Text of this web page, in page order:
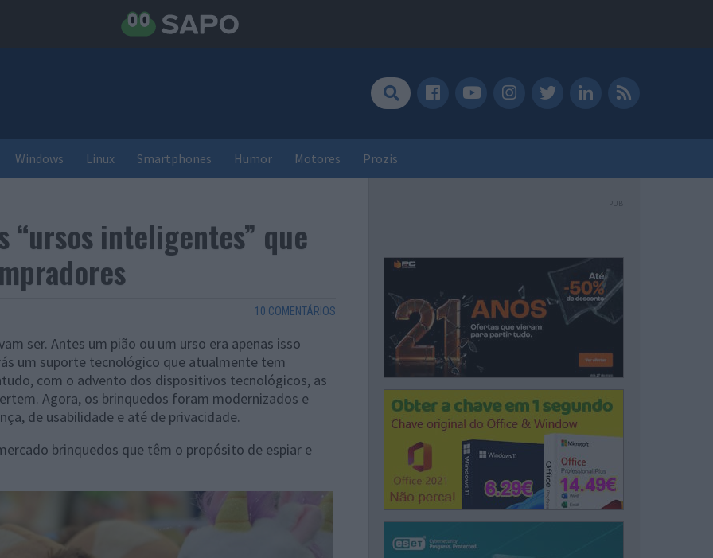
Windows Linux Smartphones Humor Motores Prozis
“ursos inteligentes” que
10 COMENTÁRIOS
ser. Antes um pião ou um urso era apenas isso
um suporte tecnológico que atualmente tem
com o advento dos dispositivos tecnológicos, as
Agora, os brinquedos foram modernizados e
de usabilidade e até de privacidade.
brinquedos que têm o propósito de espiar e
PUB